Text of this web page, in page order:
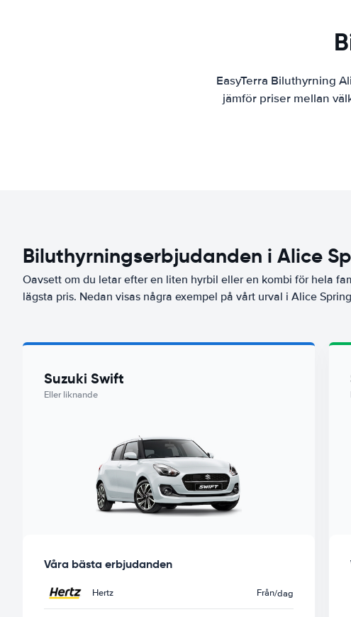
EasyTerra Biluthyrning
jämför priser mellan
Biluthyrningserbjudanden i Alice
Oavsett om du letar efter en liten hyrbil eller en kombi för hela
lägsta pris. Nedan visas några exempel på vårt urval i Alice
Suzuki Swift
Eller liknande
Våra bästa erbjudanden
Hertz Från/dag